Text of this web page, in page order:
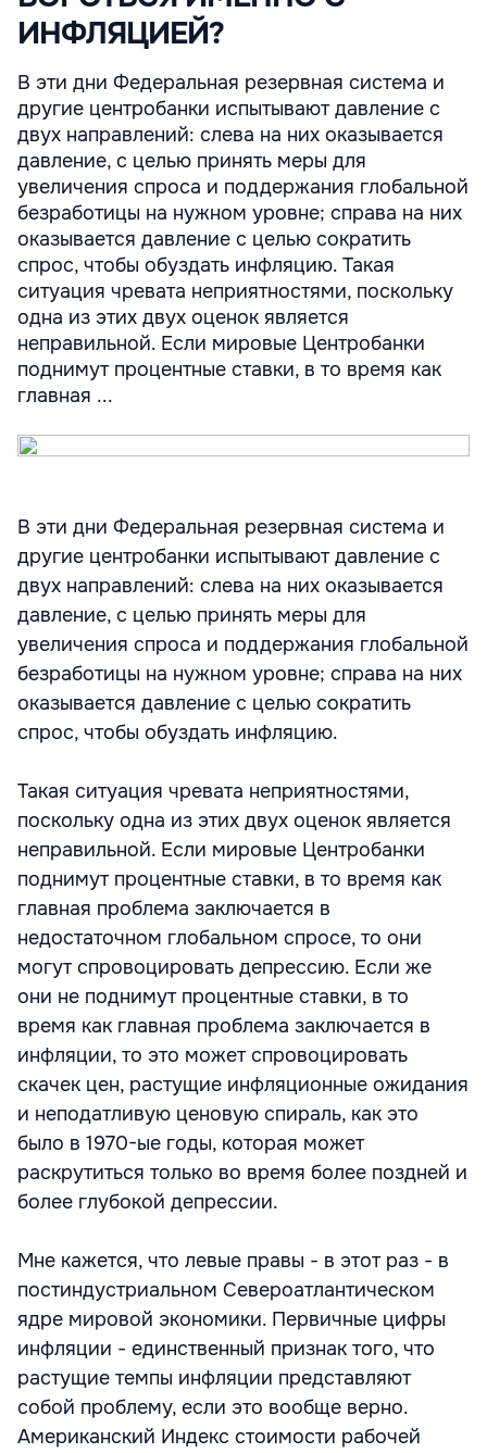
ИНФЛЯЦИЕЙ?
В эти дни Федеральная резервная система и
другие центробанки испытывают давление с
двух направлений: слева на них оказывается
давление, с целью принять меры для
увеличения спроса и поддержания глобальной
безработицы на нужном уровне; справа на них
оказывается давление с целью сократить
спрос, чтобы обуздать инфляцию. Такая
ситуация чревата неприятностями, поскольку
одна из этих двух оценок является
неправильной. Если мировые Центробанки
поднимут процентные ставки, в то время как
главная ...
В эти дни Федеральная резервная система и
другие центробанки испытывают давление с
двух направлений: слева на них оказывается
давление, с целью принять меры для
увеличения спроса и поддержания глобальной
безработицы на нужном уровне; справа на них
оказывается давление с целью сократить
спрос, чтобы обуздать инфляцию.
Такая ситуация чревата неприятностями,
поскольку одна из этих двух оценок является
неправильной. Если мировые Центробанки
поднимут процентные ставки, в то время как
главная проблема заключается в
недостаточном глобальном спросе, то они
могут спровоцировать депрессию. Если же
они не поднимут процентные ставки, в то
время как главная проблема заключается в
инфляции, то это может спровоцировать
скачек цен, растущие инфляционные ожидания
и неподатливую ценовую спираль, как это
было в 1970-ые годы, которая может
раскрутиться только во время более поздней и
более глубокой депрессии.
Мне кажется, что левые правы - в этот раз - в
постиндустриальном Североатлантическом
ядре мировой экономики. Первичные цифры
инфляции - единственный признак того, что
растущие темпы инфляции представляют
собой проблему, если это вообще верно.
Американский Индекс стоимости рабочей